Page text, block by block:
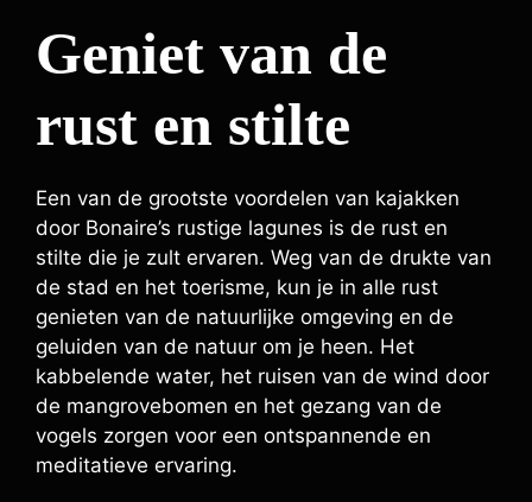
Geniet van de
rust en stilte
Een van de grootste voordelen van kajakken
door Bonaire’s rustige lagunes is de rust en
stilte die je zult ervaren. Weg van de drukte van
de stad en het toerisme, kun je in alle rust
genieten van de natuurlijke omgeving en de
geluiden van de natuur om je heen. Het
kabbelende water, het ruisen van de wind door
de mangrovebomen en het gezang van de
vogels zorgen voor een ontspannende en
meditatieve ervaring.